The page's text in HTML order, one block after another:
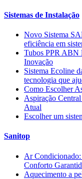
Sistemas de Instalação
Novo Sistema
eficiência em
Tubos PPR ABN
Inovação
Sistema Ecoline
tecnologia que
Como Escolher
Aspiração
Atual
Escolher um
Sanitop
Ar Condicionado:
Conforto
Aquecimento a